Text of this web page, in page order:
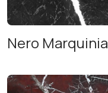
Nero Marquinia